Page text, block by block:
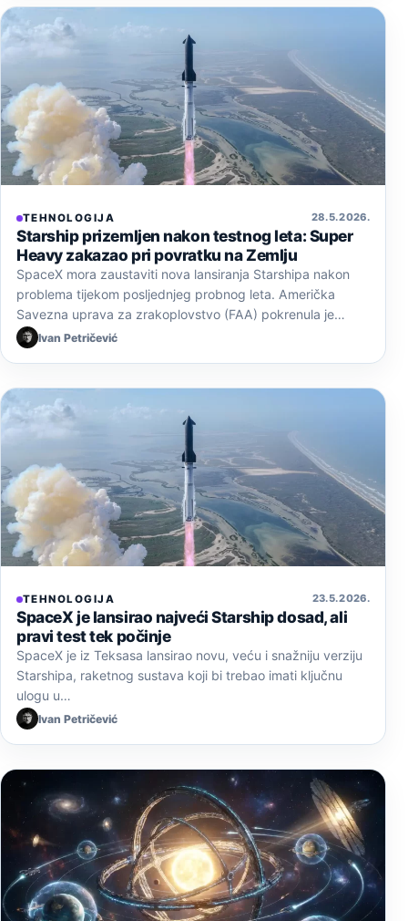
TEHNOLOGIJA 28. 5. 2026.
Starship prizemljen nakon testnog leta: Super
Heavy zakazao pri povratku na Zemlju
SpaceX mora zaustaviti nova lansiranja Starshipa nakon
problema tijekom posljednjeg probnog leta. Američka
Savezna uprava za zrakoplovstvo (FAA) pokrenula je…
Ivan Petričević
TEHNOLOGIJA 23. 5. 2026.
SpaceX je lansirao najveći Starship dosad, ali
pravi test tek počinje
SpaceX je iz Teksasa lansirao novu, veću i snažniju verziju
Starshipa, raketnog sustava koji bi trebao imati ključnu
ulogu u…
Ivan Petričević